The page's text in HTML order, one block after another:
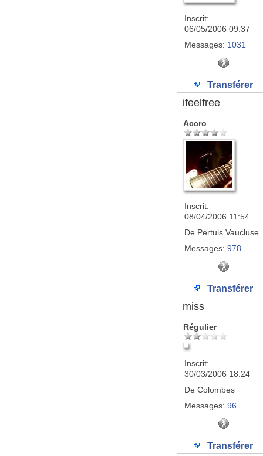
Inscrit:
06/05/2006 09:37
Messages: 1031
Transférer
ifeelfree
Accro
Inscrit:
08/04/2006 11:54
De Pertuis Vaucluse
Messages: 978
Transférer
miss
Régulier
Inscrit:
30/03/2006 18:24
De Colombes
Messages: 96
Transférer